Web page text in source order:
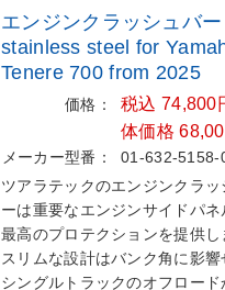
エンジンクラッシュバー
stainless steel for
Tenere 700 from 2025
価格：
税込 74,800
体価格
メーカー型番：
01-632-5158-
ツアラテックのエンジンクラッ
ーは重要なエンジンサイドパネ
最高のプロテクションを提供し
スリムな設計はバンク角に影響
シングルトラックのオフロード